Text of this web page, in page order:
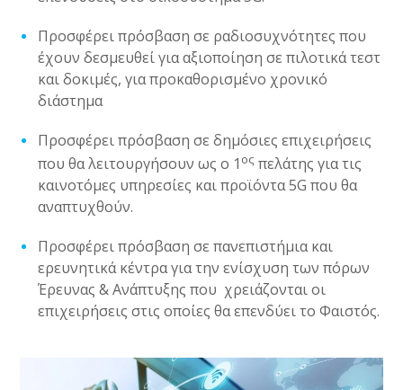
Προσφέρει πρόσβαση σε ραδιοσυχνότητες που
έχουν δεσμευθεί για αξιοποίηση σε πιλοτικά τεστ
και δοκιμές, για προκαθορισμένο χρονικό
διάστημα
Προσφέρειπρόσβαση σε δημόσιες επιχειρήσεις
που θα λειτουργήσουν ως ο 1 ος πελάτης για τις
καινοτόμες υπηρεσίες και προϊόντα 5G που θα
αναπτυχθούν.
Προσφέρει πρόσβαση σε πανεπιστήμια και
ερευνητικά κέντρα για την ενίσχυση των πόρων
Έρευνας & Ανάπτυξης που χρειάζονται οι
επιχειρήσεις στις οποίες θα επενδύει το Φαιστός.